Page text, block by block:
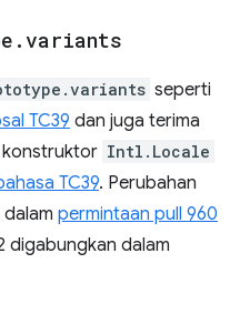
. variants
seperti
TC39 dan juga terima
konstruktor Intl.Locale
TC39. Perubahan
permintaan pull 960
digabungkan dalam